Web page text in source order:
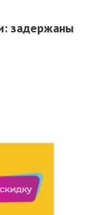
задержаны